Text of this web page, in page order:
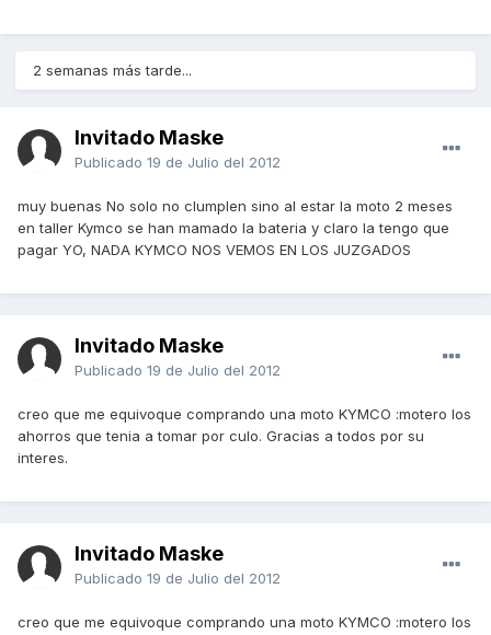
2 semanas más tarde...
Invitado Maske
Publicado 19 de Julio del 2012
muy buenas No solo no clumplen sino al estar la moto 2 meses
en taller Kymco se han mamado la bateria y claro la tengo que
pagar YO, NADA KYMCO NOS VEMOS EN LOS JUZGADOS
Invitado Maske
Publicado 19 de Julio del 2012
creo que me equivoque comprando una moto KYMCO :motero los
ahorros que tenia a tomar por culo. Gracias a todos por su
interes.
Invitado Maske
Publicado 19 de Julio del 2012
creo que me equivoque comprando una moto KYMCO :motero los